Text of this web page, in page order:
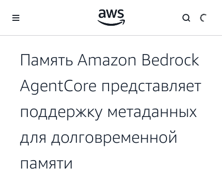
Перейти к главному контенту
Память Amazon Bedrock
AgentCore представляет
поддержку метаданных
для долговременной
памяти